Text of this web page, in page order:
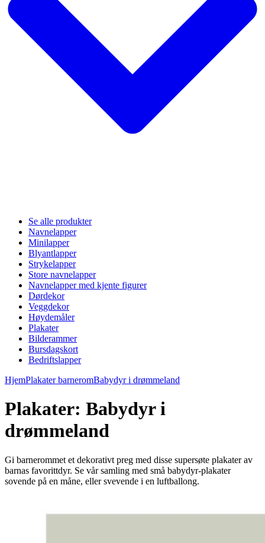
Se alle produkter
Navnelapper
Minilapper
Blyantlapper
Strykelapper
Store navnelapper
Navnelapper med kjente figurer
Dørdekor
Veggdekor
Høydemåler
Plakater
Bilderammer
Bursdagskort
Bedriftslapper
HjemPlakater barneromBabydyr i drømmeland
Plakater: Babydyr i
drømmeland
Gi barnerommet et dekorativt preg med disse supersøte plakater av
barnas favorittdyr. Se vår samling med små babydyr-plakater
sovende på en måne, eller svevende i en luftballong.